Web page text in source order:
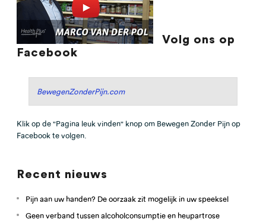
Volg ons op
Facebook
BewegenZonderPijn.com
Klik op de "Pagina leuk vinden" knop om Bewegen Zonder Pijn op
Facebook te volgen.
Recent nieuws
Pijn aan uw handen? De oorzaak zit mogelijk in uw speeksel
Geen verband tussen alcoholconsumptie en heupartrose